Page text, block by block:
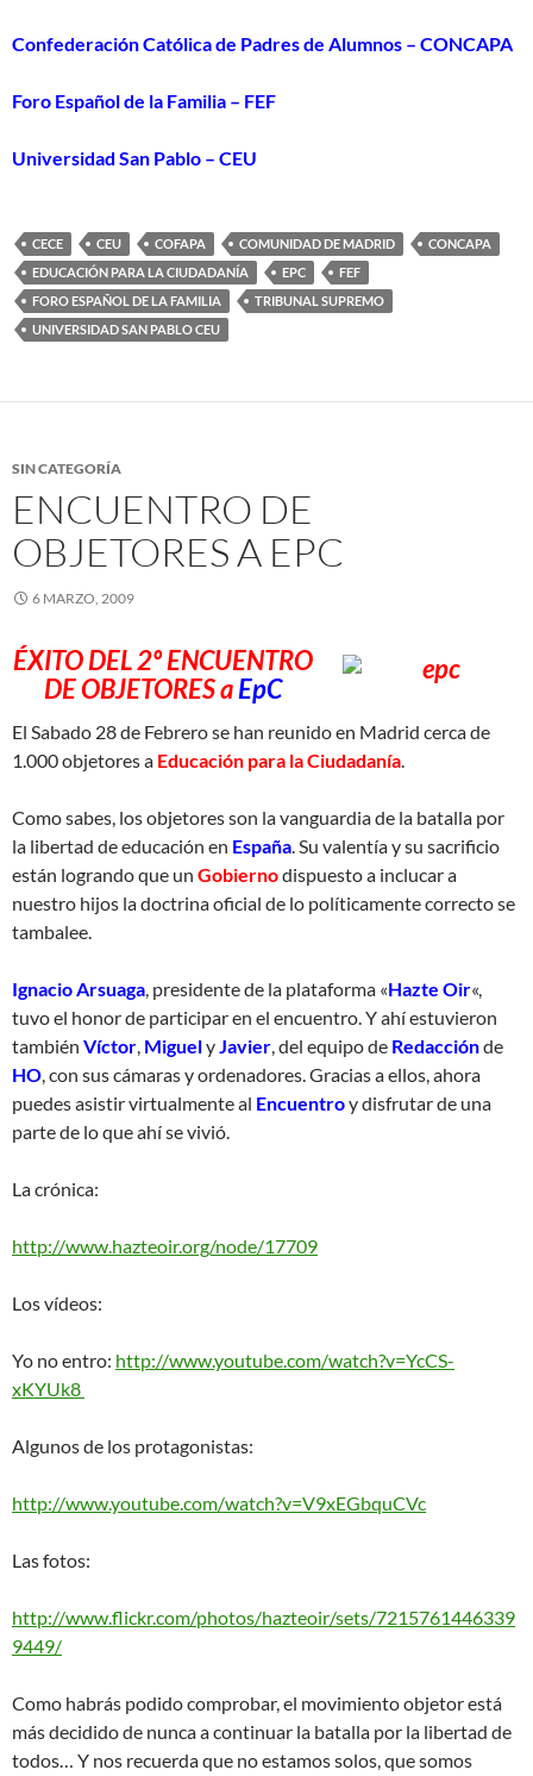
Confederación Católica de Padres de Alumnos – CONCAPA
Foro Español de la Familia – FEF
Universidad San Pablo – CEU
CECE CEU COFAPA COMUNIDAD DE MADRID
CONCAPA
EDUCACIÓN PARA LA CIUDADANÍA
EPC
FEF
FORO ESPAÑOL DE LA FAMILIA
TRIBUNAL SUPREMO
UNIVERSIDAD SAN PABLO CEU
SIN CATEGORÍA
ENCUENTRO DE
OBJETORES A EPC
6 MARZO, 2009
ÉXITO DEL 2º ENCUENTRO
DE OBJETORES aEpC
El Sabado 28 de Febrero se han reunido en Madrid cerca de
1.000 objetores a Educación para la Ciudadanía.
Como sabes, los objetores son la vanguardia de la batalla por
la libertad de educación en España. Su valentía y su sacrificio
están logrando que un Gobiernodispuesto a inclucar a
nuestro hijos la doctrina oficial de lo políticamente correcto se
tambalee.
Ignacio Arsuaga, presidente de la plataforma «Hazte Oir«,
tuvo el honor de participar en el encuentro. Y ahí estuvieron
también Víctor, MiguelyJavier, del equipo de Redacciónde
HO, con sus cámaras y ordenadores. Gracias a ellos, ahora
puedes asistir virtualmente al Encuentroy disfrutar de una
parte de lo que ahí se vivió.
La crónica:
http://www.hazteoir.org/node/17709
Los vídeos:
Yo no entro: http://www.youtube.com/watch?v=YcCS-
xKYUk8
Algunos de los protagonistas:
http://www.youtube.com/watch?v=V9xEGbquCVc
Las fotos:
http://www.flickr.com/photos/hazteoir/sets/7215761446339
9449/
Como habrás podido comprobar, el movimiento objetor está
más decidido de nunca a continuar la batalla por la libertad de
todos… Y nos recuerda que no estamos solos, que somos